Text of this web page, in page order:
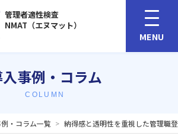
管理者適性検査
NMAT（エヌマット）
MENU
事例・コラム
COLUMN
・コラム一覧 納得感と透明性を重視した管理職